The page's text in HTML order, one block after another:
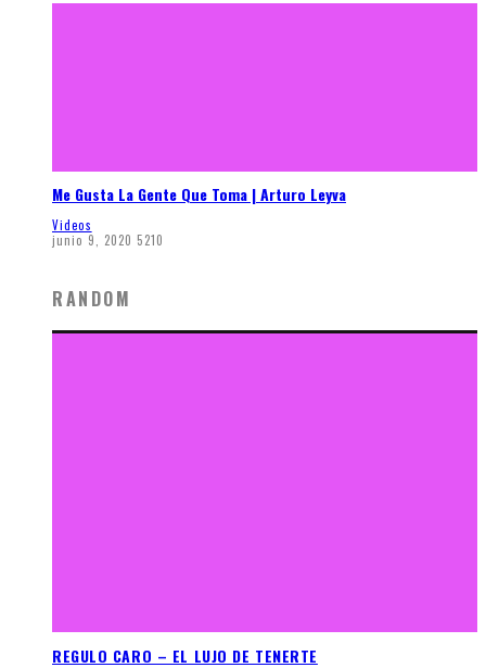
Me Gusta La Gente Que Toma | Arturo Leyva
Videos
junio 9, 2020 5210
RANDOM
REGULO CARO – EL LUJO DE TENERTE